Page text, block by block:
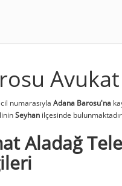
numarasıyla Adana Barosu'na
Seyhan ilçesinde
Aladağ